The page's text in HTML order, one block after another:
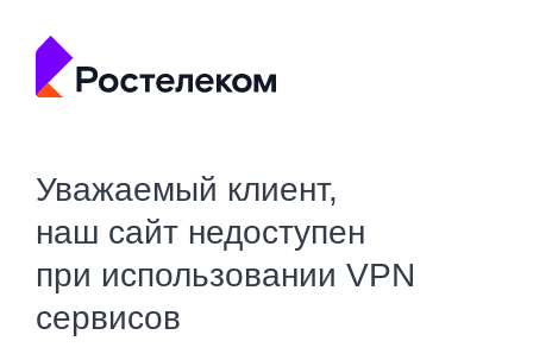
Уважаемый клиент,
наш сайт недоступен
при использовании VPN
сервисов